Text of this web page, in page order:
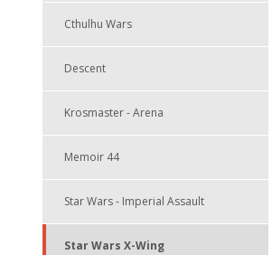
Cthulhu Wars
Descent
Krosmaster - Arena
Memoir 44
Star Wars - Imperial Assault
Star Wars X-Wing